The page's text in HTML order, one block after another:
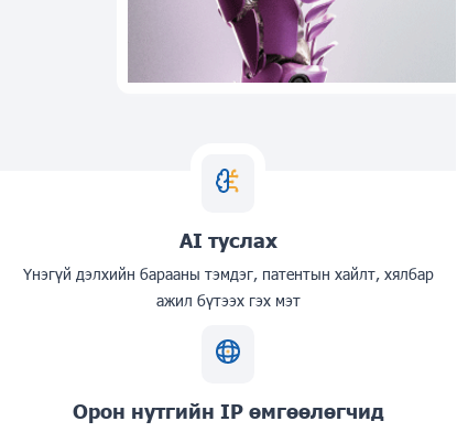
AI туслах
Үнэгүй дэлхийн барааны тэмдэг, патентын хайлт, хялбар
ажил бүтээх гэх мэт
Орон нутгийн IP өмгөөлөгчид